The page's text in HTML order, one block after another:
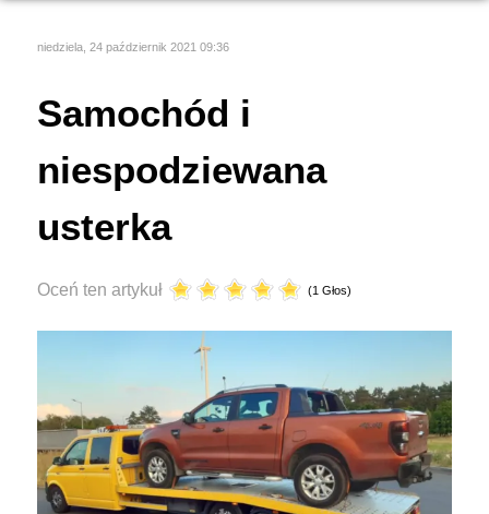
niedziela, 24 październik 2021 09:36
Samochód i
niespodziewana
usterka
Oceń ten artykuł (1 Głos)